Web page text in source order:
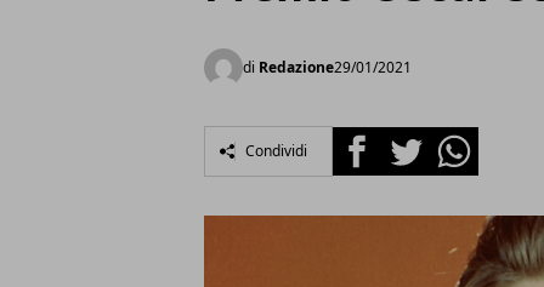
di Redazione29/01/2021
Condividi FacebookTwitterWhatsapp